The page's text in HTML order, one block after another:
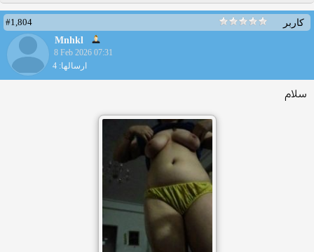
کاربر
#1,804
Mnhkl
8 Feb 2026 07:31
ارسالها: 4
سلام